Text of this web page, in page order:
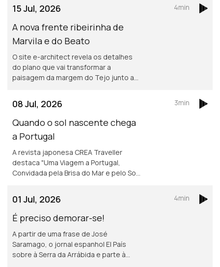
15 Jul, 2026
A nova frente ribeirinha de
Marvila e do Beato
O site e-architect revela os detalhes
do plano que vai transformar a
paisagem da margem do Tejo junto a
4min
08 Jul, 2026
Quando o sol nascente chega
a Portugal
A revista japonesa CREA Traveller
destaca "Uma Viagem a Portugal,
Convidada pela Brisa do Mar e pelo Sol",
cultura, a história e a gastronomia.
3min
01 Jul, 2026
É preciso demorar-se!
A partir de uma frase de José
Saramago, o jornal espanhol El País
sobre à Serra da Arrábida e parte à
4min